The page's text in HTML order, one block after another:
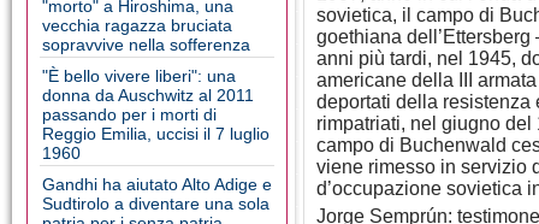
"morto" a Hiroshima, una
vecchia ragazza bruciata
sopravvive nella sofferenza
"È bello vivere liberi": una
donna da Auschwitz al 2011
passando per i morti di
Reggio Emilia, uccisi il 7 luglio
1960
Gandhi ha aiutato Alto Adige e
Sudtirolo a diventare una sola
sovietica, il campo di
goethiana
anni più tardi, nel 1945,
americane della III
deportati della resistenza
rimpatriati, nel giugno
campo di Buchenwald
viene rimesso in servizio
d’occupazione sovietica
Jorge Semprún: